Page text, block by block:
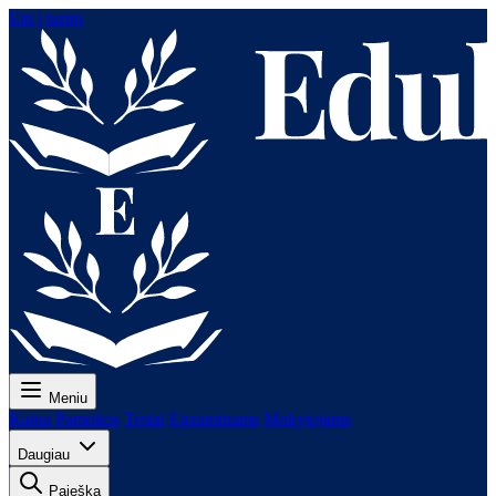
Eiti į turinį
Meniu
Kaina Pamokos Testai Egzaminams Mokytojams
Daugiau
Paieška